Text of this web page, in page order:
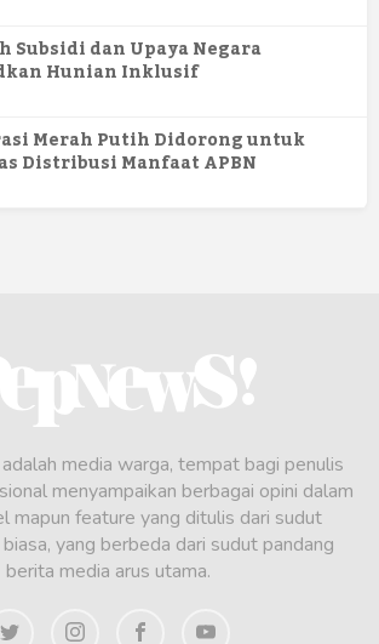
Subsidi dan Upaya Negara
Hunian Inklusif
Merah Putih Didorong untuk
Distribusi Manfaat APBN
media warga, tempat bagi penulis
menyampaikan berbagai opini dalam
mapun feature yang ditulis dari sudut
yang berbeda dari sudut pandang
berita media arus utama.